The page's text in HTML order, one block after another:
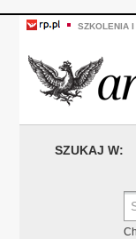
SZKOLENIA I
SZUKAJ W: